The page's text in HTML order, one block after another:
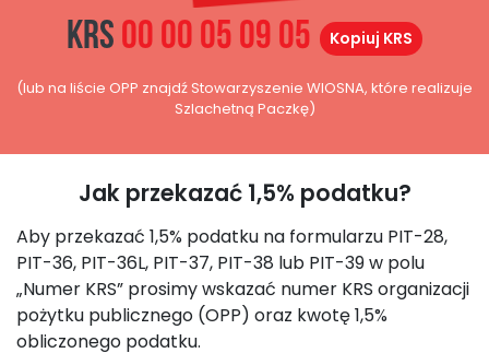
KRS 00 00 05 09 05 Kopiuj KRS
(lub na liście OPP znajdź Stowarzyszenie WIOSNA, które realizuje
Szlachetną Paczkę)
Jak przekazać 1,5% podatku?
Aby przekazać 1,5% podatku na formularzu PIT-28,
PIT-36, PIT-36L, PIT-37, PIT-38 lub PIT-39 w polu
„Numer KRS” prosimy wskazać numer KRS organizacji
pożytku publicznego (OPP) oraz kwotę 1,5%
obliczonego podatku.